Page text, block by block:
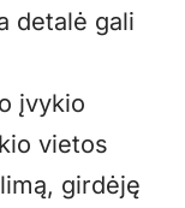
detalė gali
įvykio
vietos
girdėję